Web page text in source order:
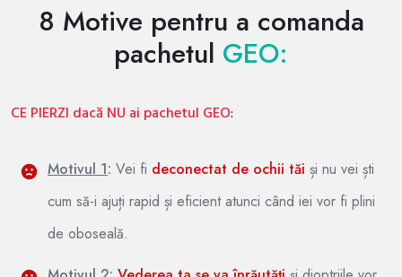
8 Motive pentru a comanda
pachetul GEO:
CE PIERZI dacă NU ai pachetul GEO:
Motivul 1: Vei fi deconectat de ochii tăi și nu vei ști
cum să-i ajuți rapid și eficient atunci când iei vor fi plini
de oboseală.